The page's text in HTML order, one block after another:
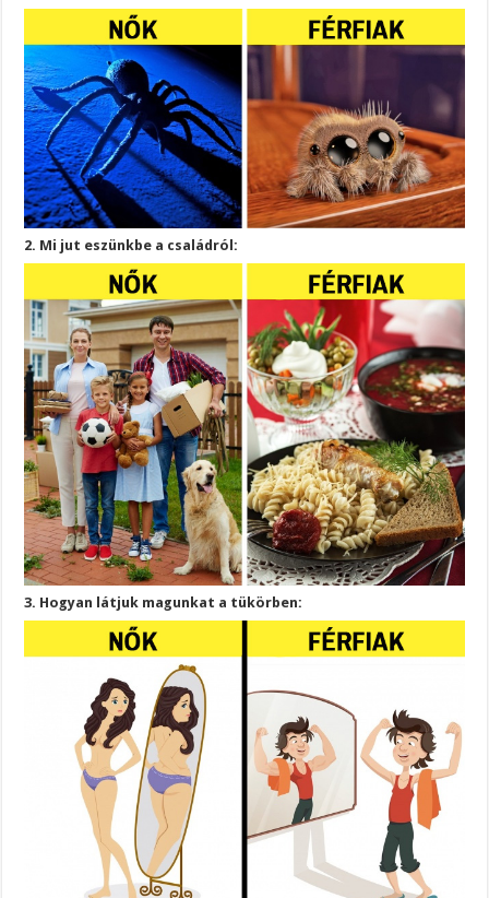
2. Mi jut eszünkbe a családról:
3. Hogyan látjuk magunkat a tükörben: